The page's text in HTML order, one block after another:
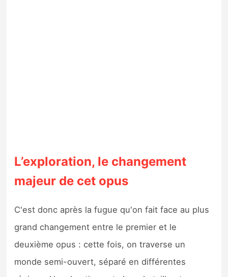
L’exploration, le changement
majeur de cet opus
C'est donc après la fugue qu'on fait face au plus
grand changement entre le premier et le
deuxième opus : cette fois, on traverse un
monde semi-ouvert, séparé en différentes